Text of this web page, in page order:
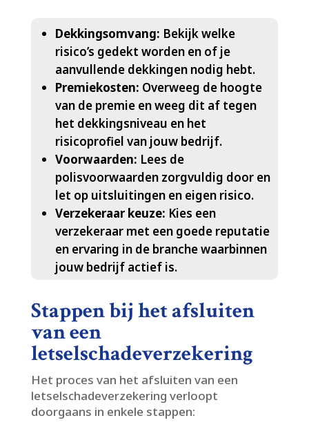
Dekkingsomvang: Bekijk welke
risico’s gedekt worden en of je
aanvullende dekkingen nodig hebt.​
Premiekosten: Overweeg de hoogte
van de premie en weeg dit af tegen
het dekkingsniveau en het
risicoprofiel van jouw bedrijf.​
Voorwaarden: Lees de
polisvoorwaarden zorgvuldig door en
let op uitsluitingen en eigen risico.​
Verzekeraar keuze: Kies een
verzekeraar met een goede reputatie
en ervaring in de branche waarbinnen
jouw bedrijf actief is.​
Stappen bij het afsluiten
van een
letselschadeverzekering
Het proces van het afsluiten van een
letselschadeverzekering verloopt
doorgaans in enkele stappen: